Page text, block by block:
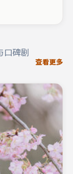
、反转有度，
碑剧
查看更多